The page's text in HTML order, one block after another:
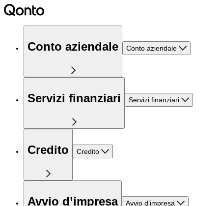
Conto aziendale Conto aziendale
Servizi finanziari Servizi finanziari
Credito Credito
Avvio d’impresa Avvio d’impresa